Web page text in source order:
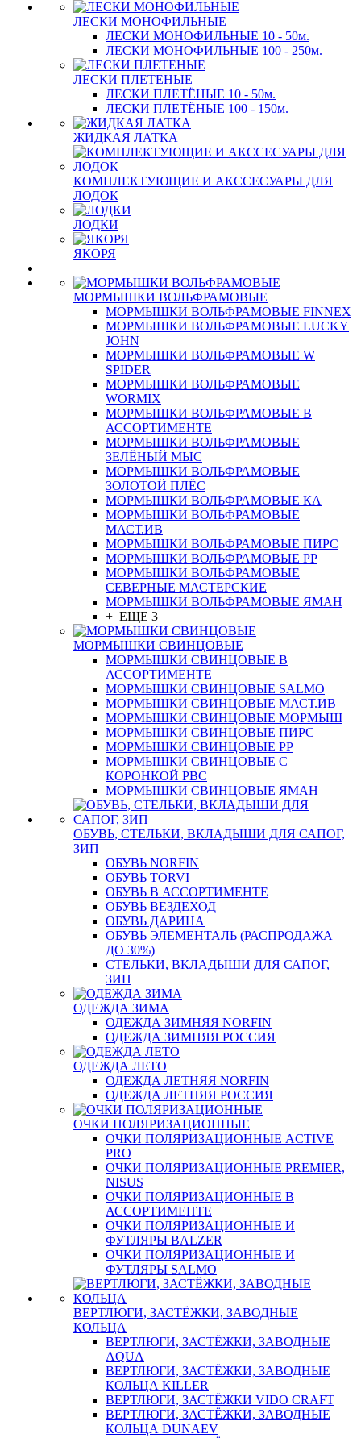
ЛЕСКИ МОНОФИЛЬНЫЕ
ЛЕСКИ МОНОФИЛЬНЫЕ 10 - 50м.
ЛЕСКИ МОНОФИЛЬНЫЕ 100 - 250м.
ЛЕСКИ ПЛЕТЕНЫЕ
ЛЕСКИ ПЛЕТЁНЫЕ 10 - 50м.
ЛЕСКИ ПЛЕТЁНЫЕ 100 - 150м.
ЖИДКАЯ ЛАТКА
КОМПЛЕКТУЮЩИЕ И АКССЕСУАРЫ ДЛЯ
ЛОДОК
ЛОДКИ
ЯКОРЯ
МОРМЫШКИ ВОЛЬФРАМОВЫЕ
МОРМЫШКИ ВОЛЬФРАМОВЫЕ FINNEX
МОРМЫШКИ ВОЛЬФРАМОВЫЕ LUCKY
JOHN
МОРМЫШКИ ВОЛЬФРАМОВЫЕ W
SPIDER
МОРМЫШКИ ВОЛЬФРАМОВЫЕ
WORMIX
МОРМЫШКИ ВОЛЬФРАМОВЫЕ В
АССОРТИМЕНТЕ
МОРМЫШКИ ВОЛЬФРАМОВЫЕ
ЗЕЛЁНЫЙ МЫС
МОРМЫШКИ ВОЛЬФРАМОВЫЕ
ЗОЛОТОЙ ПЛЁС
МОРМЫШКИ ВОЛЬФРАМОВЫЕ КА
МОРМЫШКИ ВОЛЬФРАМОВЫЕ
МАСТ.ИВ
МОРМЫШКИ ВОЛЬФРАМОВЫЕ ПИРС
МОРМЫШКИ ВОЛЬФРАМОВЫЕ РР
МОРМЫШКИ ВОЛЬФРАМОВЫЕ
СЕВЕРНЫЕ МАСТЕРСКИЕ
МОРМЫШКИ ВОЛЬФРАМОВЫЕ ЯМАН
+ ЕЩЕ 3
МОРМЫШКИ СВИНЦОВЫЕ
МОРМЫШКИ СВИНЦОВЫЕ В
АССОРТИМЕНТЕ
МОРМЫШКИ СВИНЦОВЫЕ SALMO
МОРМЫШКИ СВИНЦОВЫЕ МАСТ.ИВ
МОРМЫШКИ СВИНЦОВЫЕ МОРМЫШ
МОРМЫШКИ СВИНЦОВЫЕ ПИРС
МОРМЫШКИ СВИНЦОВЫЕ РР
МОРМЫШКИ СВИНЦОВЫЕ С
КОРОНКОЙ РВС
МОРМЫШКИ СВИНЦОВЫЕ ЯМАН
ОБУВЬ, СТЕЛЬКИ, ВКЛАДЫШИ ДЛЯ САПОГ,
ЗИП
ОБУВЬ NORFIN
ОБУВЬ TORVI
ОБУВЬ В АССОРТИМЕНТЕ
ОБУВЬ ВЕЗДЕХОД
ОБУВЬ ДАРИНА
ОБУВЬ ЭЛЕМЕНТАЛЬ (РАСПРОДАЖА
ДО 30%)
СТЕЛЬКИ, ВКЛАДЫШИ ДЛЯ САПОГ,
ЗИП
ОДЕЖДА ЗИМА
ОДЕЖДА ЗИМНЯЯ NORFIN
ОДЕЖДА ЗИМНЯЯ РОССИЯ
ОДЕЖДА ЛЕТО
ОДЕЖДА ЛЕТНЯЯ NORFIN
ОДЕЖДА ЛЕТНЯЯ РОССИЯ
ОЧКИ ПОЛЯРИЗАЦИОННЫЕ
ОЧКИ ПОЛЯРИЗАЦИОННЫЕ ACTIVE
PRO
ОЧКИ ПОЛЯРИЗАЦИОННЫЕ PREMIER,
NISUS
ОЧКИ ПОЛЯРИЗАЦИОННЫЕ В
АССОРТИМЕНТЕ
ОЧКИ ПОЛЯРИЗАЦИОННЫЕ И
ФУТЛЯРЫ BALZER
ОЧКИ ПОЛЯРИЗАЦИОННЫЕ И
ФУТЛЯРЫ SALMO
ВЕРТЛЮГИ, ЗАСТЁЖКИ, ЗАВОДНЫЕ
КОЛЬЦА
ВЕРТЛЮГИ, ЗАСТЁЖКИ, ЗАВОДНЫЕ
AQUA
ВЕРТЛЮГИ, ЗАСТЁЖКИ, ЗАВОДНЫЕ
КОЛЬЦА KILLER
ВЕРТЛЮГИ, ЗАСТЁЖКИ VIDO CRAFT
ВЕРТЛЮГИ, ЗАСТЁЖКИ, ЗАВОДНЫЕ
КОЛЬЦА DUNAEV